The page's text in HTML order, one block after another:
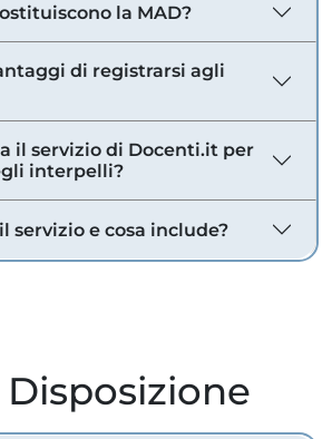
la MAD?
di registrarsi agli
il servizio di Docenti.it per
interpelli?
servizio e cosa include?
Disposizione